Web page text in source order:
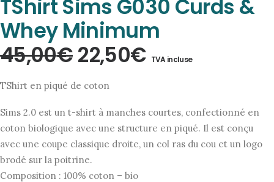
TShirt Sims G030 Curds &
Whey Minimum
45,00€Le
prix
initial
était :
45,00€.
22,50€Le
actuel
est :
22,50€.
TVA incluse
TShirt en piqué de coton
Sims 2.0 est un t-shirt à manches courtes, confectionné en
coton biologique avec une structure en piqué. Il est conçu
avec une coupe classique droite, un col ras du cou et un logo
brodé sur la poitrine.
Composition : 100% coton – bio